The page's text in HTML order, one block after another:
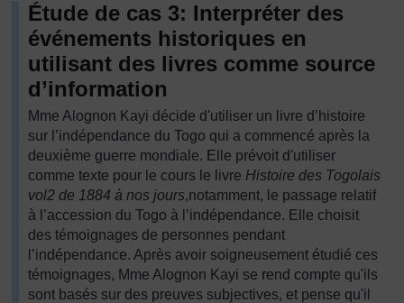
Étude de cas 3: Interpréter des
événements historiques en
utilisant des livres comme source
d’information
Mme Alognon Kayi décide d'utiliser un livre d’histoire
sur l’indépendance du Togo qui a commencé après la
deuxième guerre mondiale. Elle prévoit d'utiliser
comme texte pour le cours le livre Histoire des Togolais
vol2 de 1884 à nos jours,notamment, le passage relatif
à l’accession du Togo à l’indépendance. Elle choisit
des témoignages de personnes pendant
l’indépendance. Après avoir soigneusement étudié ces
témoignages, Mme Alognon Kayi se rend compte qu'ils
sont basés sur des preuves subjectives, et pense qu'il